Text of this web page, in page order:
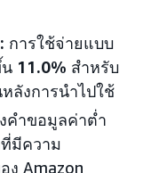
การใช้จ่ายแบบ
11.0% สำหรับ
ลังการนำไปใช้
คำขอมูลค่าต่ำ
มีความ
ง Amazon